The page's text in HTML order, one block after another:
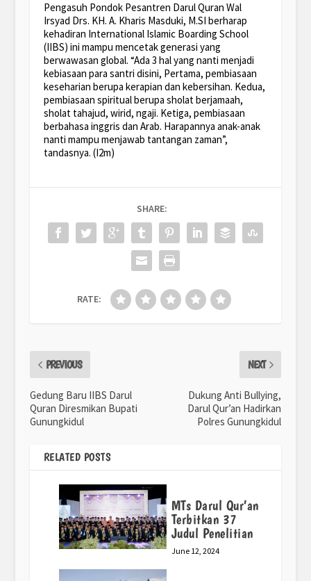
Pengasuh Pondok Pesantren Darul Quran Wal
Irsyad Drs. KH. A. Kharis Masduki, M.SI berharap
kehadiran International Islamic Boarding School
(IIBS) ini mampu mencetak generasi yang
berwawasan global. “Ada 3 hal yang nanti menjadi
kebiasaan para santri disini, Pertama, pembiasaan
keseharian berupa kerapian dan kebersihan. Kedua,
pembiasaan spiritual berupa sholat berjamaah,
sholat tahajud, wirid, ngaji. Ketiga, pembiasaan
berbahasa inggris dan Arab. Harapannya anak-anak
nanti mampu menjawab tantangan zaman”,
tandasnya. (I2m)
SHARE:
RATE:
PREVIOUS
Gedung Baru IIBS Darul
Quran Diresmikan Bupati
Gunungkidul
NEXT
Dukung Anti Bullying,
Darul Qur’an Hadirkan
Polres Gunungkidul
RELATED POSTS
MTs Darul Qur’an
Terbitkan 37
Judul Penelitian
June 12, 2024